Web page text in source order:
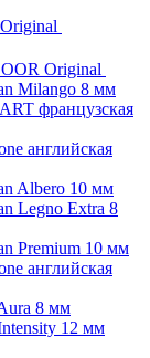
Original
Milango 8 мм
французская
английская
Albero 10 мм
Legno Extra 8
Premium 10 мм
английская
8 мм
12 мм